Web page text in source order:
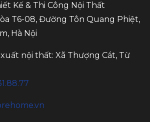
Kế & Thi Công Nội Thất
T6-08, Đường Tôn Quang Phiệt,
Hà Nội
nội thất: Xã Thượng Cát, Từ